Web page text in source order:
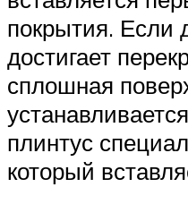
покрытия. Если
достигает
сплошная
плинтус
который